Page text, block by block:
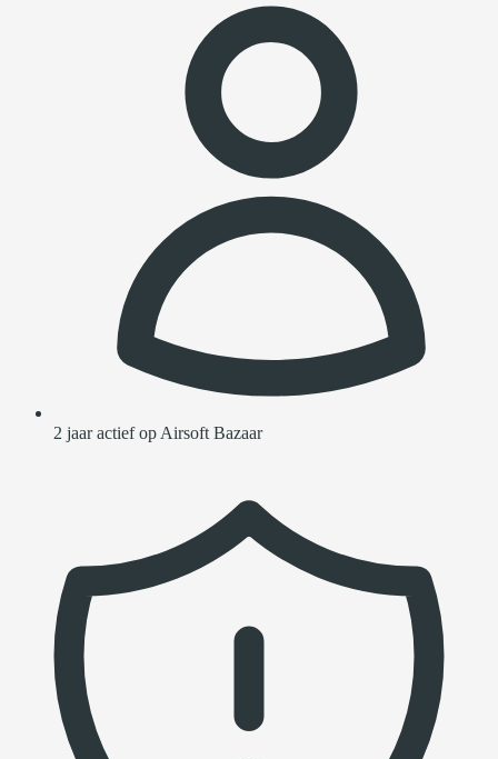
2 jaar actief op Airsoft Bazaar